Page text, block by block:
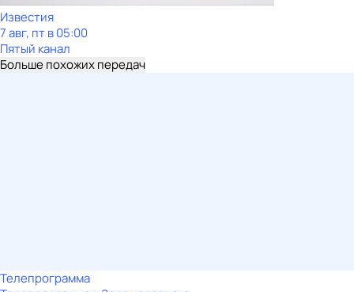
Известия
7 авг, пт в 05:00
Пятый канал
Больше похожих передач
Телепрограмма